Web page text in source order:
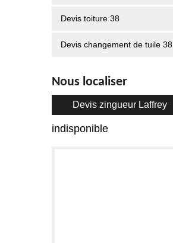
Devis toiture 38
Devis changement de tuile 38
Nous localiser
Devis zingueur Laffrey
indisponible